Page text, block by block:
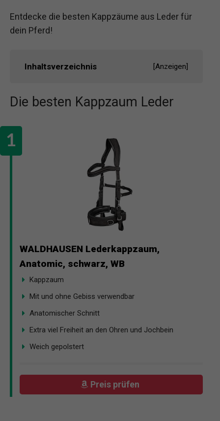
Entdecke die besten Kappzäume aus Leder für
dein Pferd!
Inhaltsverzeichnis [Anzeigen]
Die besten Kappzaum Leder
WALDHAUSEN Lederkappzaum,
Anatomic, schwarz, WB
Kappzaum
Mit und ohne Gebiss verwendbar
Anatomischer Schnitt
Extra viel Freiheit an den Ohren und Jochbein
Weich gepolstert
Preis prüfen